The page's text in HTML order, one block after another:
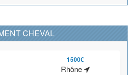
CHEVAL
1500€
Rhône